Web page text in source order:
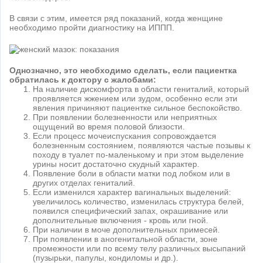
В связи с этим, имеется ряд показаний, когда женщине
необходимо пройти диагностику на ИППП.
Однозначно, это необходимо сделать, если пациентка
обратилась к доктору с жалобами:
На наличие дискомфорта в области гениталий, который
проявляется жжением или зудом, особенно если эти
явления причиняют пациентке сильное беспокойство.
При появлении болезненности или неприятных
ощущений во время половой близости.
Если процесс мочеиспускания сопровождается
болезненным состоянием, появляются частые позывы к
походу в туалет по-маленькому и при этом выделение
урины носит достаточно скудный характер.
Появление боли в области матки под лобком или в
других отделах гениталий.
Если изменился характер вагинальных выделений:
увеличилось количество, изменилась структура белей,
появился специфический запах, окрашивание или
дополнительные включения - кровь или гной.
При наличии в моче дополнительных примесей.
При появлении в аногенитальной области, зоне
промежности или по всему телу различных высыпаний
(пузырьки, папулы, кондиломы и др.).